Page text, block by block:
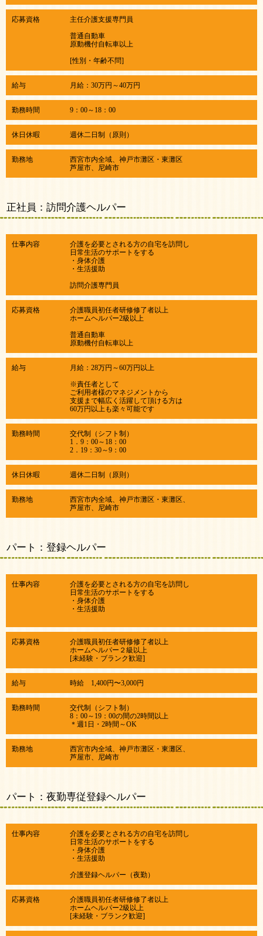
応募資格
主任介護支援専門員
普通自動車
​原動機付自転車以上
[性別・年齢不問]
給与 月給：30万円～40万円
勤務時間 9：00～18：00
休日休暇 週休二日制（原則）
勤務地
西宮市内全域、神戸市灘区・東灘区
​芦屋市、尼崎市
正社員：訪問介護ヘルパー
仕事内容
介護を必要とされる方の自宅を訪問し
日常生活のサポートをする
・身体介護
・生活援助
訪問介護専門員
応募資格
介護職員初任者研修修了者以上
​ホームヘルパー2級以上
普通自動車
​原動機付自転車以上
給与
月給：28万円～60万円以上
※責任者として
ご利用者様のマネジメントから
支援まで幅広く活躍して頂ける方は
60万円以上も楽々可能です
勤務時間
交代制（シフト制）
1．9：00～18：00
​2．19：30～9：00
休日休暇 週休二日制（原則）
勤務地
西宮市内全域、神戸市灘区・東灘区、
​芦屋市、尼崎市
パート：登録ヘルパー
仕事内容
介護を必要とされる方の自宅を訪問し
日常生活のサポートをする
・身体介護
・生活援助
応募資格
介護職員初任者研修修了者以上
ホームヘルパー２級以上
[未経験・ブランク歓迎]
給与 時給 1,400円〜3,000円
勤務時間
交代制（シフト制）
​8：00～19：00の間の2時間以上
＊週1日・2時間～OK
勤務地
西宮市内全域、神戸市灘区・東灘区、
​芦屋市、尼崎市
パート：夜勤専従登録ヘルパー
仕事内容
介護を必要とされる方の自宅を訪問し
日常生活のサポートをする
・身体介護
・生活援助
介護登録ヘルパー（夜勤）
応募資格
介護職員初任者研修修了者以上
​ホームヘルパー2級以上
[未経験・ブランク歓迎]